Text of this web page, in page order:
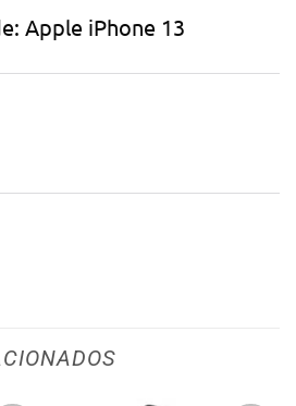
Apple iPhone 13